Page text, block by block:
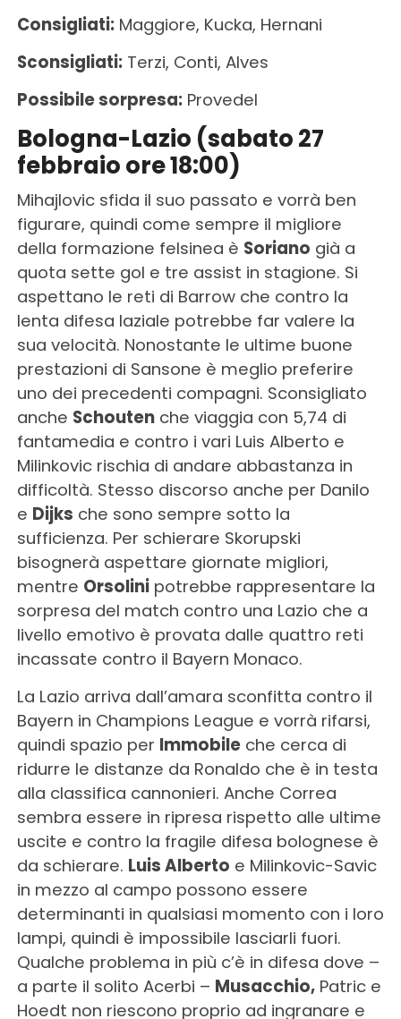
Consigliati:Maggiore, Kucka, Hernani
Sconsigliati:Terzi, Conti, Alves
Possibile sorpresa:Provedel
Bologna-Lazio (sabato 27
febbraio ore 18:00)
Mihajlovic sfida il suo passato e vorrà ben
figurare, quindi come sempre il migliore
della formazione felsinea è Soriano già a
quota sette gol e tre assist in stagione. Si
aspettano le reti di Barrow che contro la
lenta difesa laziale potrebbe far valere la
sua velocità. Nonostante le ultime buone
prestazioni di Sansone è meglio preferire
uno dei precedenti compagni. Sconsigliato
anche Schoutenche viaggia con 5,74 di
fantamedia e contro i vari Luis Alberto e
Milinkovic rischia di andare abbastanza in
difficoltà. Stesso discorso anche per Danilo
e Dijks che sono sempre sotto la
sufficienza. Per schierare Skorupski
bisognerà aspettare giornate migliori,
mentre Orsolinipotrebbe rappresentare la
sorpresa del match contro una Lazio che a
livello emotivo è provata dalle quattro reti
incassate contro il Bayern Monaco.
La Lazio arriva dall’amara sconfitta contro il
Bayern in Champions League e vorrà rifarsi,
quindi spazio per Immobileche cerca di
ridurre le distanze da Ronaldo che è in testa
alla classifica cannonieri. Anche Correa
sembra essere in ripresa rispetto alle ultime
uscite e contro la fragile difesa bolognese è
da schierare. Luis Alberto e Milinkovic-Savic
in mezzo al campo possono essere
determinanti in qualsiasi momento con i loro
lampi, quindi è impossibile lasciarli fuori.
Qualche problema in più c’è in difesa dove –
a parte il solito Acerbi – Musacchio,Patric e
Hoedt non riescono proprio ad ingranare e